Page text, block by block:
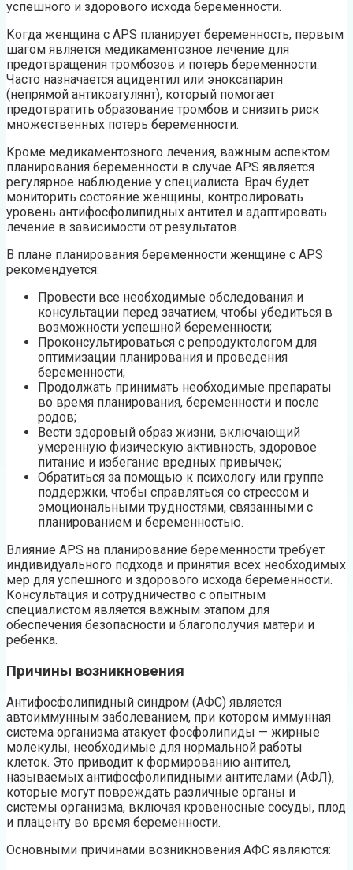
успешного и здорового исхода беременности.
Когда женщина с APS планирует беременность, первым
шагом является медикаментозное лечение для
предотвращения тромбозов и потерь беременности.
Часто назначается ацидентил или эноксапарин
(непрямой антикоагулянт), который помогает
предотвратить образование тромбов и снизить риск
множественных потерь беременности.
Кроме медикаментозного лечения, важным аспектом
планирования беременности в случае APS является
регулярное наблюдение у специалиста. Врач будет
мониторить состояние женщины, контролировать
уровень антифосфолипидных антител и адаптировать
лечение в зависимости от результатов.
В плане планирования беременности женщине с APS
рекомендуется:
Провести все необходимые обследования и
консультации перед зачатием, чтобы убедиться в
возможности успешной беременности;
Проконсультироваться с репродуктологом для
оптимизации планирования и проведения
беременности;
Продолжать принимать необходимые препараты
во время планирования, беременности и после
родов;
Вести здоровый образ жизни, включающий
умеренную физическую активность, здоровое
питание и избегание вредных привычек;
Обратиться за помощью к психологу или группе
поддержки, чтобы справляться со стрессом и
эмоциональными трудностями, связанными с
планированием и беременностью.
Влияние APS на планирование беременности требует
индивидуального подхода и принятия всех необходимых
мер для успешного и здорового исхода беременности.
Консультация и сотрудничество с опытным
специалистом является важным этапом для
обеспечения безопасности и благополучия матери и
ребенка.
Причины возникновения
Антифосфолипидный синдром (АФС) является
автоиммунным заболеванием, при котором иммунная
система организма атакует фосфолипиды — жирные
молекулы, необходимые для нормальной работы
клеток. Это приводит к формированию антител,
называемых антифосфолипидными антителами (АФЛ),
которые могут повреждать различные органы и
системы организма, включая кровеносные сосуды, плод
и плаценту во время беременности.
Основными причинами возникновения АФС являются: